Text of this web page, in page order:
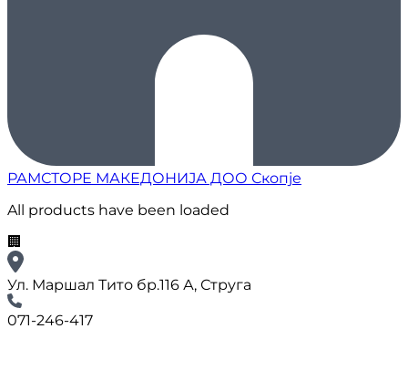
РАМСТОРЕ МАКЕДОНИЈА ДОО Скопје
All products have been loaded
🏢
Ул. Маршал Тито бр.116 А, Струга
071-246-417